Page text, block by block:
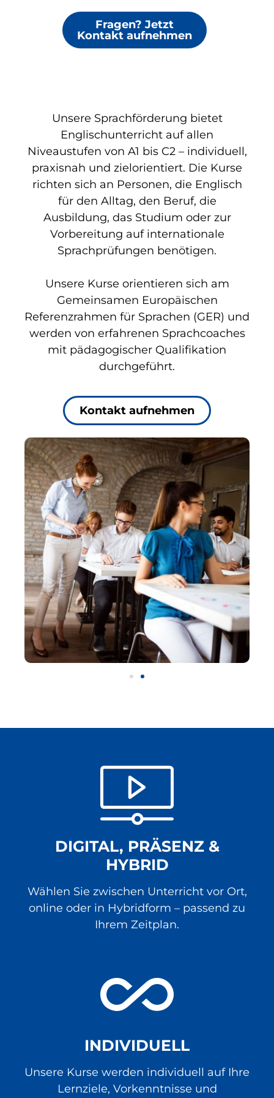
Fragen? Jetzt
Kontakt aufnehmen
Unsere Sprachförderung bietet
Englischunterricht auf allen
Niveaustufen von A1 bis C2 – individuell,
praxisnah und zielorientiert. Die Kurse
richten sich an Personen, die Englisch
für den Alltag, den Beruf, die
Ausbildung, das Studium oder zur
Vorbereitung auf internationale
Sprachprüfungen benötigen.
Unsere Kurse orientieren sich am
Gemeinsamen Europäischen
Referenzrahmen für Sprachen (GER) und
werden von erfahrenen Sprachcoaches
mit pädagogischer Qualifikation
durchgeführt.
Kontakt aufnehmen
DIGITAL, PRÄSENZ &
HYBRID
Wählen Sie zwischen Unterricht vor Ort,
online oder in Hybridform – passend zu
Ihrem Zeitplan.
INDIVIDUELL
Unsere Kurse werden individuell auf Ihre
Lernziele, Vorkenntnisse und